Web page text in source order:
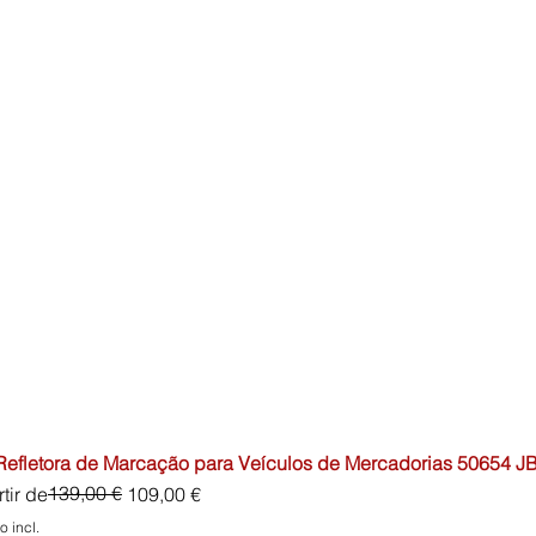
de Marcação para Veículos de Mercadorias 50654
de
normal139,00 € 109,00 €
promocional
incl.